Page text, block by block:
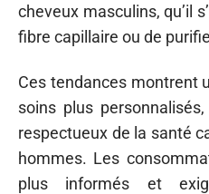
cheveux masculins, qu’il
fibre capillaire ou de
Ces tendances montrent
soins plus
respectueux de la santé
hommes. Les
plus informés et